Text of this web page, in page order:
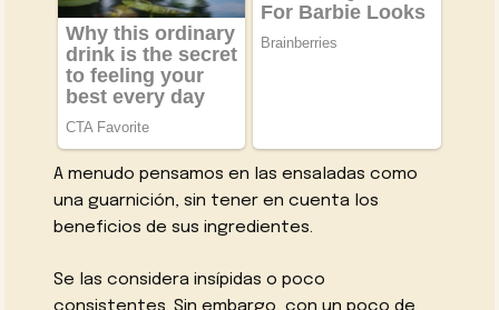
A menudo pensamos en las ensaladas como
una guarnición, sin tener en cuenta los
beneficios de sus ingredientes.
Se las considera insípidas o poco